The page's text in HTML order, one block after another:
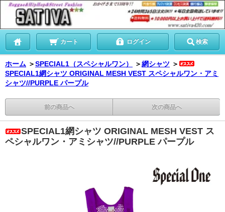
カート ログイン 検索
ホーム ＞SPECIAL1（スペシャルワン） ＞網シャツ ＞
SPECIAL1網シャツ ORIGINAL MESH VEST スペシャルワン・アミ
シャツ//PURPLE パープル
前の商品へ 次の商品へ
SPECIAL1網シャツ ORIGINAL MESH VEST ス
ペシャルワン・アミシャツ//PURPLE パープル